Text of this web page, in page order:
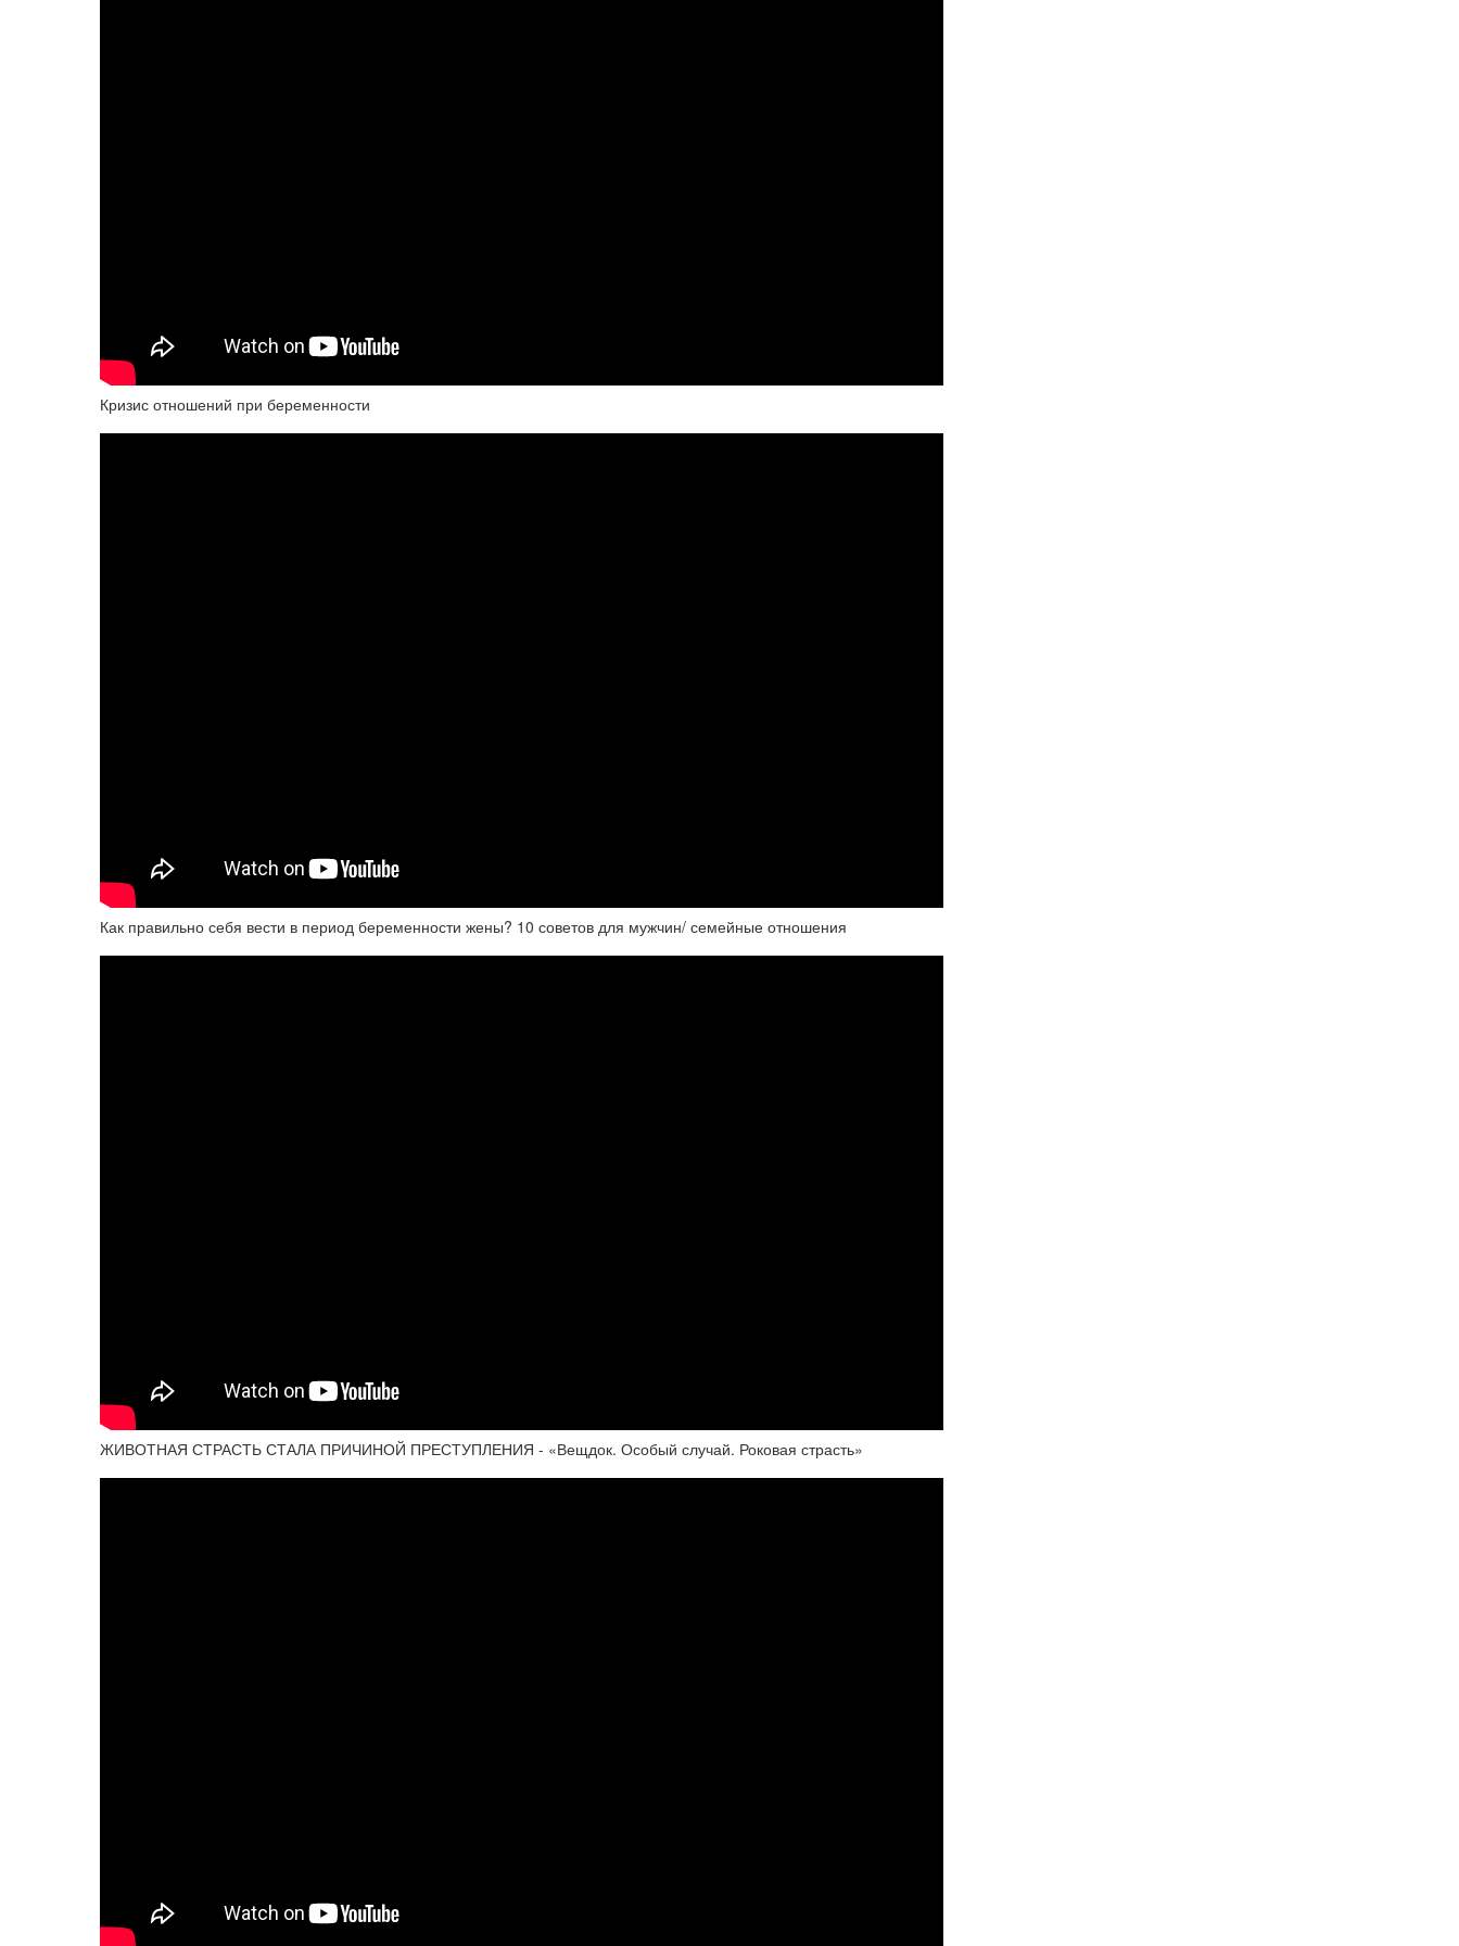
Кризис отношений при беременности
Как правильно себя вести в период беременности жены? 10 советов для мужчин/ семейные отношения
ЖИВОТНАЯ СТРАСТЬ СТАЛА ПРИЧИНОЙ ПРЕСТУПЛЕНИЯ - «Вещдок. Особый случай. Роковая страсть»